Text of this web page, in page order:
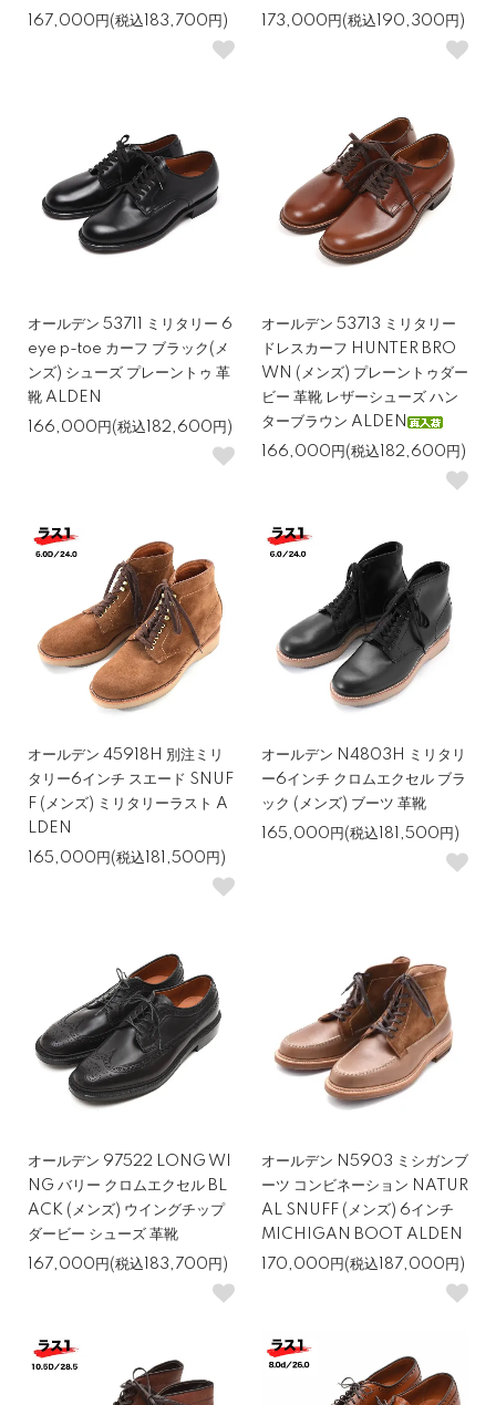
167,000円(税込183,700円)
173,000円(税込190,300円)
オールデン 53711 ミリタリー 6
eye p-toe カーフ ブラック(メ
ンズ) シューズ プレーントゥ 革
靴 ALDEN
166,000円(税込182,600円)
オールデン 53713 ミリタリー
ドレスカーフ HUNTER BRO
WN (メンズ) プレーントゥダー
ビー 革靴 レザーシューズ ハン
ターブラウン ALDEN
166,000円(税込182,600円)
オールデン 45918H 別注ミリ
タリー6インチ スエード SNUF
F (メンズ) ミリタリーラスト A
LDEN
165,000円(税込181,500円)
オールデン N4803H ミリタリ
ー6インチ クロムエクセル ブラ
ック (メンズ) ブーツ 革靴
165,000円(税込181,500円)
オールデン 97522 LONG WI
NG バリー クロムエクセル BL
ACK (メンズ) ウイングチップ
ダービー シューズ 革靴
167,000円(税込183,700円)
オールデン N5903 ミシガンブ
ーツ コンビネーション NATUR
AL SNUFF (メンズ) 6インチ
MICHIGAN BOOT ALDEN
170,000円(税込187,000円)